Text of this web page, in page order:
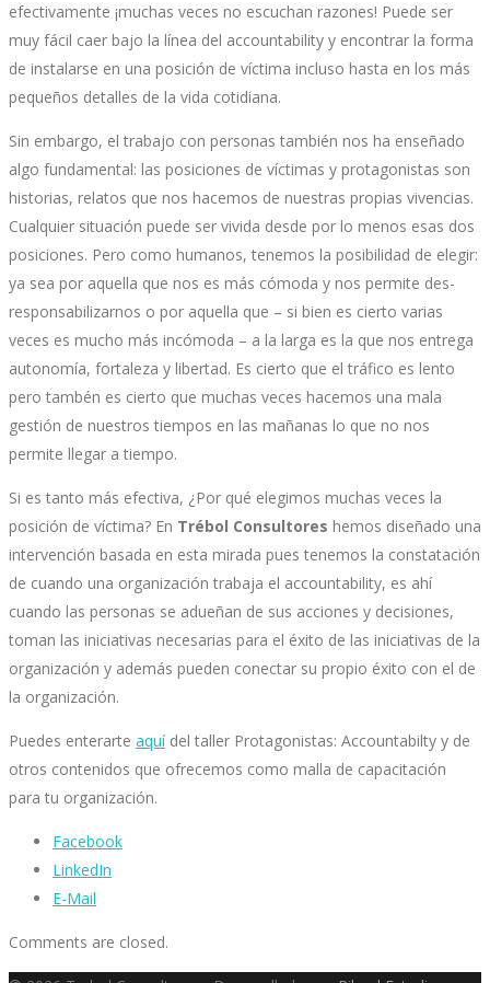
efectivamente ¡muchas veces no escuchan razones! Puede ser
muy fácil caer bajo la línea del accountability y encontrar la forma
de instalarse en una posición de víctima incluso hasta en los más
pequeños detalles de la vida cotidiana.
Sin embargo, el trabajo con personas también nos ha enseñado
algo fundamental: las posiciones de víctimas y protagonistas son
historias, relatos que nos hacemos de nuestras propias vivencias.
Cualquier situación puede ser vivida desde por lo menos esas dos
posiciones. Pero como humanos, tenemos la posibilidad de elegir:
ya sea por aquella que nos es más cómoda y nos permite des-
responsabilizarnos o por aquella que – si bien es cierto varias
veces es mucho más incómoda – a la larga es la que nos entrega
autonomía, fortaleza y libertad. Es cierto que el tráfico es lento
pero tambén es cierto que muchas veces hacemos una mala
gestión de nuestros tiempos en las mañanas lo que no nos
permite llegar a tiempo.
Si es tanto más efectiva, ¿Por qué elegimos muchas veces la
posición de víctima? En Trébol Consultores hemos diseñado una
intervención basada en esta mirada pues tenemos la constatación
de cuando una organización trabaja el accountability, es ahí
cuando las personas se adueñan de sus acciones y decisiones,
toman las iniciativas necesarias para el éxito de las iniciativas de la
organización y además pueden conectar su propio éxito con el de
la organización.
Puedes enterarte aquídel taller Protagonistas: Accountabilty y de
otros contenidos que ofrecemos como malla de capacitación
para tu organización.
Facebook
LinkedIn
E-Mail
Comments are closed.